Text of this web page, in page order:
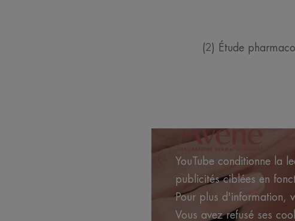
(2) Étude
YouTube conditionne la
publicités ciblées en
Pour plus d'information,
Vous avez refusé ses